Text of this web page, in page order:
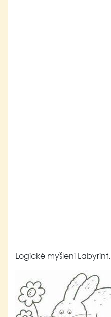
Logické myšlení Labyrint.